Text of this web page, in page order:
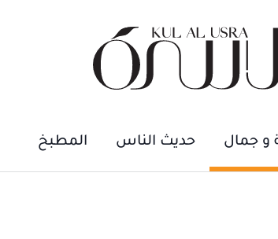
و جمال حديث الناس المطبخ